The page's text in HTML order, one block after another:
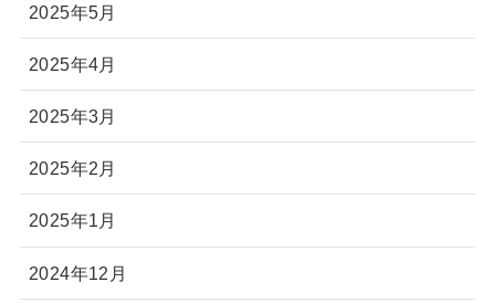
2025年5月
2025年4月
2025年3月
2025年2月
2025年1月
2024年12月